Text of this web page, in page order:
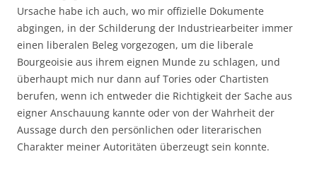
Ursache habe ich auch, wo mir offizielle Dokumente
abgingen, in der Schilderung der Industriearbeiter immer
einen liberalen Beleg vorgezogen, um die liberale
Bourgeoisie aus ihrem eignen Munde zu schlagen, und
überhaupt mich nur dann auf Tories oder Chartisten
berufen, wenn ich entweder die Richtigkeit der Sache aus
eigner Anschauung kannte oder von der Wahrheit der
Aussage durch den persönlichen oder literarischen
Charakter meiner Autoritäten überzeugt sein konnte.